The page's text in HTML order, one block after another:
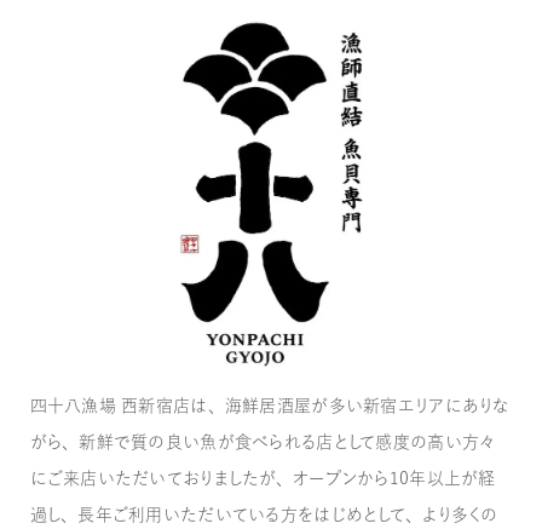
四十八漁場 西新宿店は、海鮮居酒屋が多い新宿エリアにありな
がら、新鮮で質の良い魚が食べられる店として感度の高い方々
にご来店いただいておりましたが、オープンから10年以上が経
過し、長年ご利用いただいている方をはじめとして、より多くの